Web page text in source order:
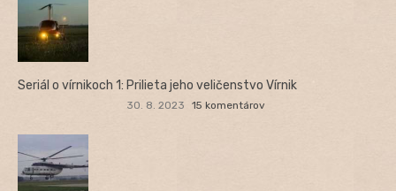
Seriál o vírnikoch 1: Prilieta jeho veličenstvo Vírnik
30. 8. 2023 15 komentárov